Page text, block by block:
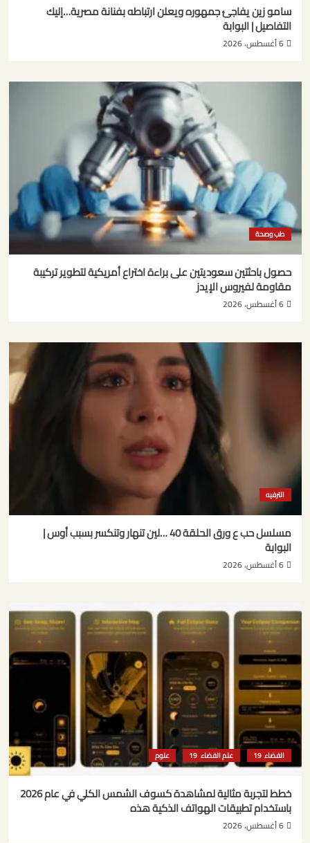
سامو زين يفاجئ جمهوره ويعلن ارتباطه بفنانة مصرية…إليك
التفاصيل | البوابة
6 أغسطس، 2026
طب وصحة
حصول باحثتين سعوديتين على براءة اختراع أمريكية لتطوير تركيبة
مقاومة لفيروس الإيدز
6 أغسطس، 2026
الترفيه
مسلسل حب ع ورق الحلقة 40 …لين تنهار وتنكسر بسبب أوس |
البوابة
6 أغسطس، 2026
الفضاء علم الفضاء علوم
خطط لتجربة مثالية لمشاهدة كسوف الشمس الكلي في عام 2026
باستخدام تطبيقات الهواتف الذكية هذه
6 أغسطس، 2026